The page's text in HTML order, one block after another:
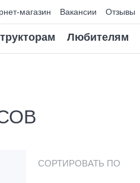
магазин Вакансии Отзывы
Любителям
СОРТИРОВАТЬ ПО